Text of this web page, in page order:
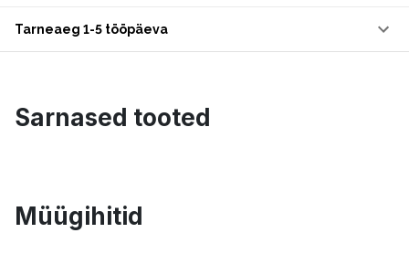
Tarneaeg 1-5 tööpäeva
Sarnased tooted
Müügihitid